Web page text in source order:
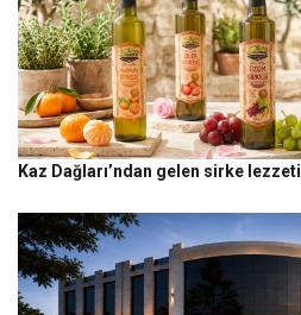
Kaz Dağları’ndan gelen sirke lezzeti